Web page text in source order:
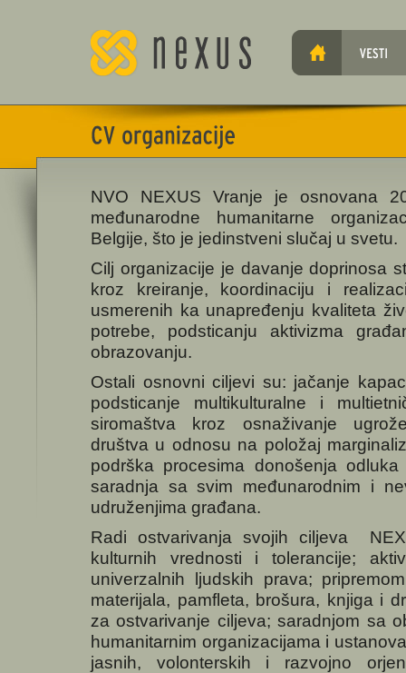
NVO NEXUS Vranje je osnovana
međunarodne humanitarne
Belgije, što je jedinstveni slučaj u svetu.
Cilj organizacije je davanje doprinosa
kroz kreiranje, koordinaciju i
usmerenih ka unapređenju kvaliteta
potrebe, podsticanju aktivizma
obrazovanju.
Ostali osnovni ciljevi su: jačanje
podsticanje multikulturalne i
siromaštva kroz osnaživanje
društva u odnosu na položaj
podrška procesima donošenja
saradnja sa svim međunarodnim i
udruženjima građana.
Radi ostvarivanja svojih ciljeva
kulturnih vrednosti i tolerancije;
univerzalnih ljudskih prava;
materijala, pamfleta, brošura, knjiga i
za ostvarivanje ciljeva; saradnjom sa
humanitarnim organizacijama i
jasnih, volonterskih i razvojno